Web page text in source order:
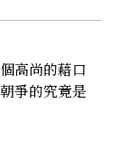
高尚的藉口
爭的究竟是